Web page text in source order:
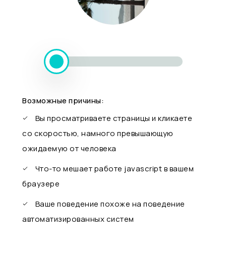
Возможные причины:
Вы просматриваете страницы и кликаете
со скоростью, намного превышающую
ожидаемую от человека
Что-то мешает работе javascript в вашем
браузере
Ваше поведение похоже на поведение
автоматизированных систем